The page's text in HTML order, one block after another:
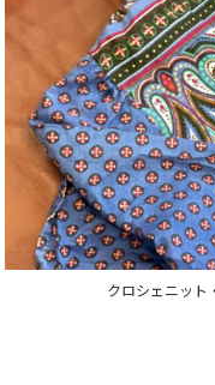
クロシェニット